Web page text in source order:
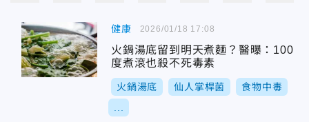
健康
火鍋湯底留到明天煮麵？醫曝：100
度煮滾也殺不死毒素
火鍋湯底 仙人掌桿菌 食物中毒
2026/01/18 17:08